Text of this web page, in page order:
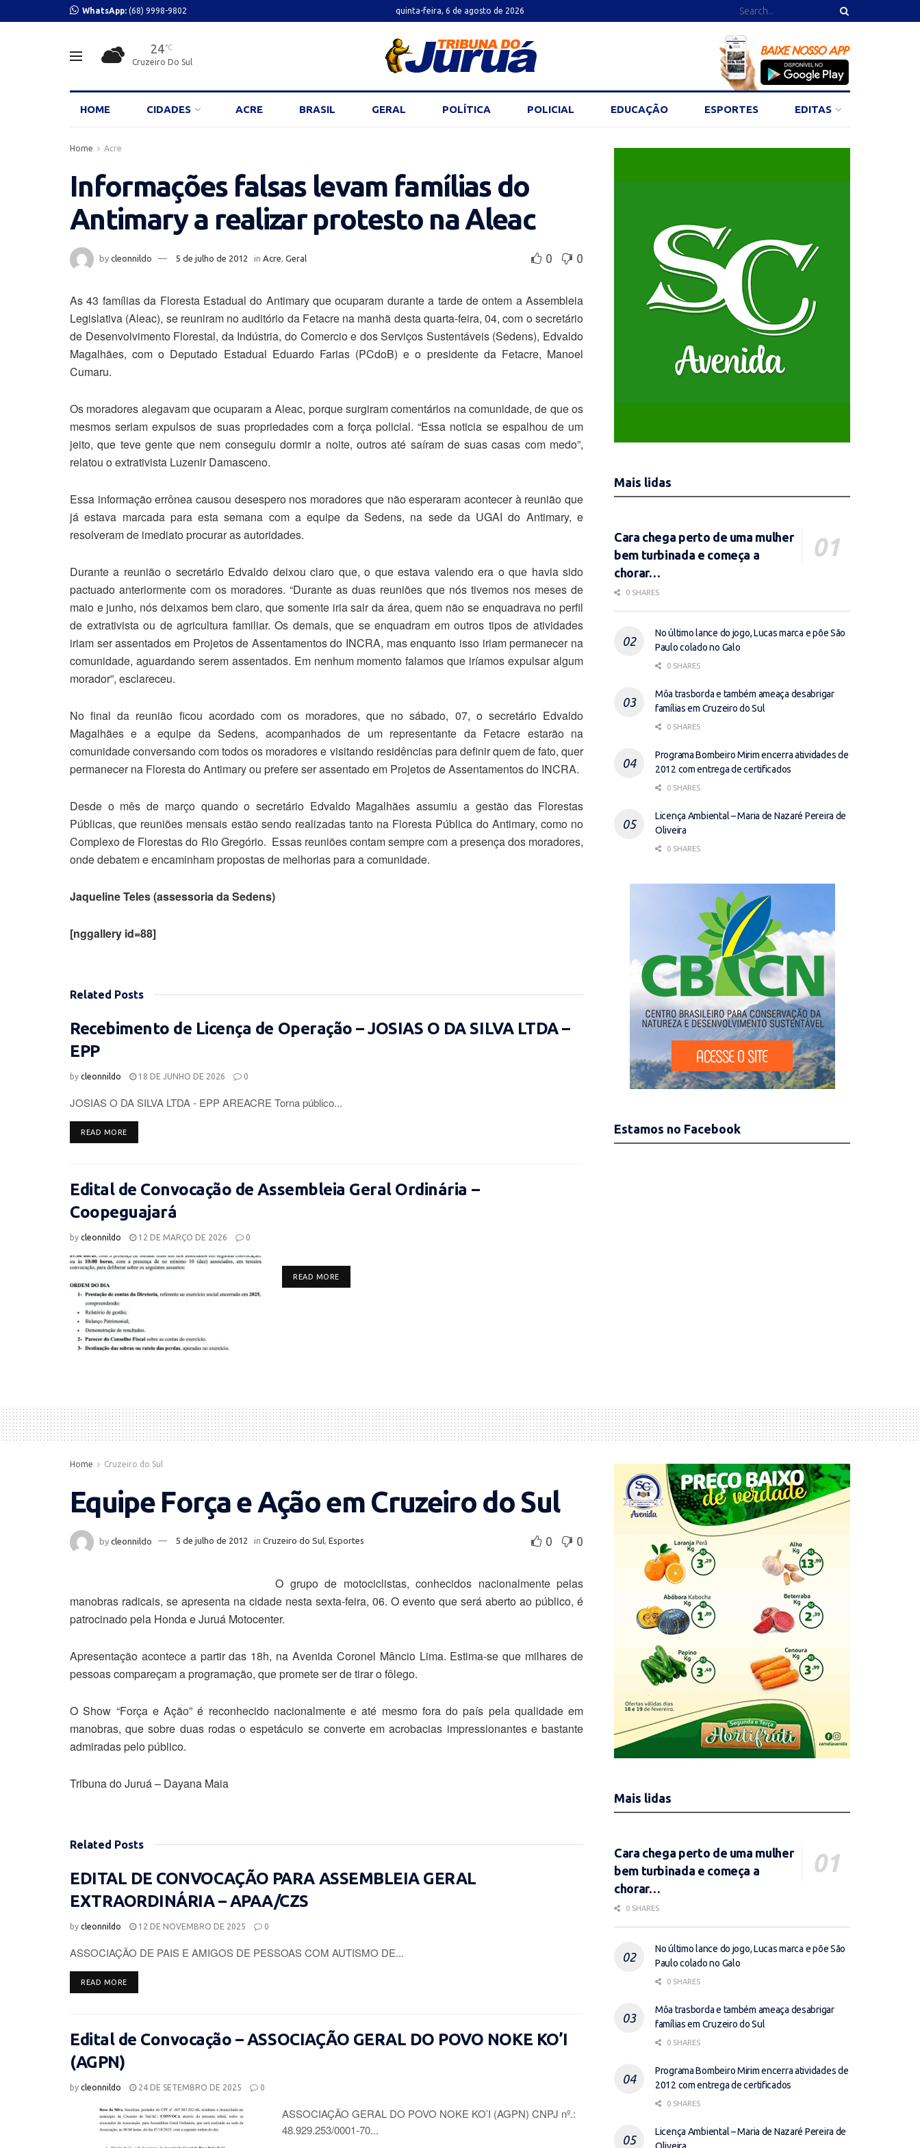
WhatsApp: (68) 9998-9802 quinta-feira, 6 de agosto de 2026
24 °C
Cruzeiro Do Sul
HOME CIDADES ACRE BRASIL GERAL POLÍTICA POLICIAL EDUCAÇÃO ESPORTES EDITAS
Home Acre
Informações falsas levam famílias do
Antimary a realizar protesto na Aleac
by cleonnildo 5 de julho de 2012 in Acre Geral 0 0
As 43 famílias da Floresta Estadual do Antimary que ocuparam durante a tarde de ontem a Assembleia
Legislativa (Aleac), se reuniram no auditório da Fetacre na manhã desta quarta-feira, 04, com o secretário
de Desenvolvimento Florestal, da Indústria, do Comercio e dos Serviços Sustentáveis (Sedens), Edvaldo
Magalhães, com o Deputado Estadual Eduardo Farias (PCdoB) e o presidente da Fetacre, Manoel
Cumaru.
Os moradores alegavam que ocuparam a Aleac, porque surgiram comentários na comunidade, de que os
mesmos seriam expulsos de suas propriedades com a força policial. “Essa noticia se espalhou de um
jeito, que teve gente que nem conseguiu dormir a noite, outros até saíram de suas casas com medo”,
relatou o extrativista Luzenir Damasceno.
Essa informação errônea causou desespero nos moradores que não esperaram acontecer à reunião que
já estava marcada para esta semana com a equipe da Sedens, na sede da UGAI do Antimary, e
resolveram de imediato procurar as autoridades.
Durante a reunião o secretário Edvaldo deixou claro que, o que estava valendo era o que havia sido
pactuado anteriormente com os moradores. “Durante as duas reuniões que nós tivemos nos meses de
maio e junho, nós deixamos bem claro, que somente iria sair da área, quem não se enquadrava no perfil
de extrativista ou de agricultura familiar. Os demais, que se enquadram em outros tipos de atividades
iriam ser assentados em Projetos de Assentamentos do INCRA, mas enquanto isso iriam permanecer na
comunidade, aguardando serem assentados. Em nenhum momento falamos que iríamos expulsar algum
morador”, esclareceu.
No final da reunião ficou acordado com os moradores, que no sábado, 07, o secretário Edvaldo
Magalhães e a equipe da Sedens, acompanhados de um representante da Fetacre estarão na
comunidade conversando com todos os moradores e visitando residências para definir quem de fato, quer
permanecer na Floresta do Antimary ou prefere ser assentado em Projetos de Assentamentos do INCRA.
Desde o mês de março quando o secretário Edvaldo Magalhães assumiu a gestão das Florestas
Públicas, que reuniões mensais estão sendo realizadas tanto na Floresta Pública do Antimary, como no
Complexo de Florestas do Rio Gregório. Essas reuniões contam sempre com a presença dos moradores,
onde debatem e encaminham propostas de melhorias para a comunidade.
Jaqueline Teles (assessoria da Sedens)
[nggallery id=88]
Related Posts
Recebimento de Licença de Operação – JOSIAS O DA SILVA LTDA –
EPP
by cleonnildo 18 DE JUNHO DE 2026 0
JOSIAS O DA SILVA LTDA - EPP AREACRE Torna público...
READ MOREDETAILS
Edital de Convocação de Assembleia Geral Ordinária –
Coopeguajará
by cleonnildo 12 DE MARÇO DE 2026 0
READ MOREDETAILS
Mais lidas
Cara chega perto de uma mulher
bem turbinada e começa a
chorar…
0 SHARES
No último lance do jogo, Lucas marca e põe São
Paulo colado no Galo
0 SHARES
Môa trasborda e também ameaça desabrigar
famílias em Cruzeiro do Sul
0 SHARES
Programa Bombeiro Mirim encerra atividades de
2012 com entrega de certificados
0 SHARES
Licença Ambiental – Maria de Nazaré Pereira de
Oliveira
0 SHARES
Estamos no Facebook
Home Cruzeiro do Sul
Equipe Força e Ação em Cruzeiro do Sul
by cleonnildo 5 de julho de 2012 in Cruzeiro do Sul, Esportes 0 0
O grupo de motociclistas, conhecidos nacionalmente pelas
manobras radicais, se apresenta na cidade nesta sexta-feira, 06. O evento que será aberto ao público, é
patrocinado pela Honda e Juruá Motocenter.
Apresentação acontece a partir das 18h, na Avenida Coronel Mâncio Lima. Estima-se que milhares de
pessoas compareçam a programação, que promete ser de tirar o fôlego.
O Show “Força e Ação” é reconhecido nacionalmente e até mesmo fora do país pela qualidade em
manobras, que sobre duas rodas o espetáculo se converte em acrobacias impressionantes e bastante
admiradas pelo público.
Tribuna do Juruá – Dayana Maia
Related Posts
EDITAL DE CONVOCAÇÃO PARA ASSEMBLEIA GERAL
EXTRAORDINÁRIA – APAA/CZS
by cleonnildo 12 DE NOVEMBRO DE 2025 0
ASSOCIAÇÃO DE PAIS E AMIGOS DE PESSOAS COM AUTISMO DE...
READ MOREDETAILS
Edital de Convocação – ASSOCIAÇÃO GERAL DO POVO NOKE KO’I
(AGPN)
by cleonnildo 24 DE SETEMBRO DE 2025 0
ASSOCIAÇÃO GERAL DO POVO NOKE KO’I (AGPN) CNPJ nº.:
48.929.253/0001-70...
Mais lidas
Cara chega perto de uma mulher
bem turbinada e começa a
chorar…
0 SHARES
No último lance do jogo, Lucas marca e põe São
Paulo colado no Galo
0 SHARES
Môa trasborda e também ameaça desabrigar
famílias em Cruzeiro do Sul
0 SHARES
Programa Bombeiro Mirim encerra atividades de
2012 com entrega de certificados
0 SHARES
Licença Ambiental – Maria de Nazaré Pereira de
Oliveira